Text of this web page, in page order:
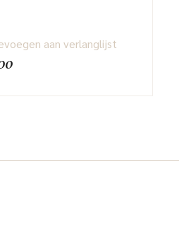
aan verlanglijst